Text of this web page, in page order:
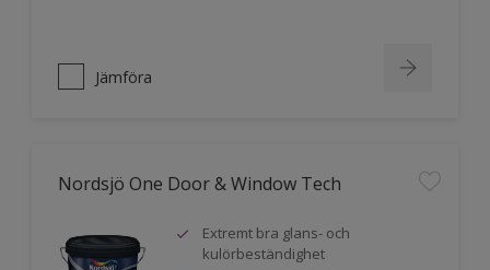
Jämföra
Nordsjö One Door & Window Tech
Extremt bra glans- och
kulörbeständighet